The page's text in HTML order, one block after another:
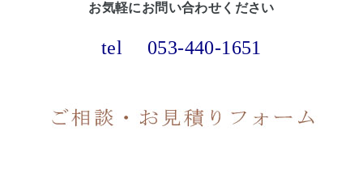
お気軽にお問い合わせください
tel 053-440-1651